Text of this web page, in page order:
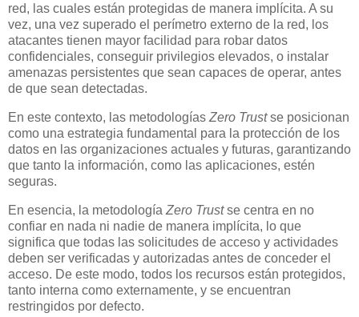
red, las cuales están protegidas de manera implícita. A su
vez, una vez superado el perímetro externo de la red, los
atacantes tienen mayor facilidad para robar datos
confidenciales, conseguir privilegios elevados, o instalar
amenazas persistentes que sean capaces de operar, antes
de que sean detectadas.
En este contexto, las metodologías Zero Trustse posicionan
como una estrategia fundamental para la protección de los
datos en las organizaciones actuales y futuras, garantizando
que tanto la información, como las aplicaciones, estén
seguras.
En esencia, la metodología Zero Trustse centra en no
confiar en nada ni nadie de manera implícita, lo que
significa que todas las solicitudes de acceso y actividades
deben ser verificadas y autorizadas antes de conceder el
acceso. De este modo, todos los recursos están protegidos,
tanto interna como externamente, y se encuentran
restringidos por defecto.